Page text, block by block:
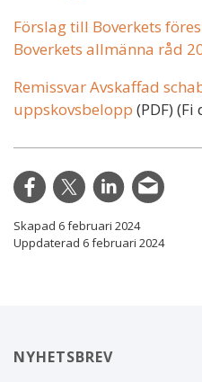
Förslag till Boverkets
Boverkets allmänna råd
Remissvar Avskaffad
uppskovsbelopp (PDF)
Skapad 6 februari 2024
Uppdaterad 6 februari 2024
NYHETSBREV